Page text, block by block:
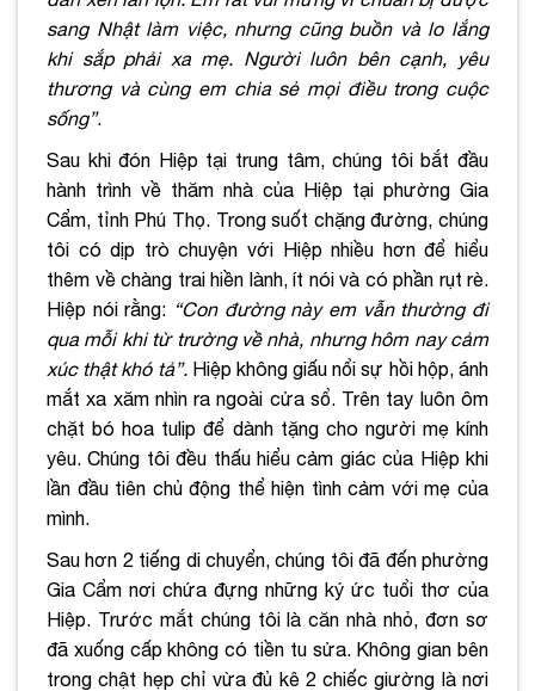
sang Nhật làm việc, nhưng cũng buồn và lo lắng
khi sắp phải xa mẹ. Người luôn bên cạnh, yêu
thương và cùng em chia sẻ mọi điều trong cuộc
sống”.
Sau khi đón Hiệp tại trung tâm, chúng tôi bắt đầu
hành trình về thăm nhà của Hiệp tại phường Gia
Cẩm, tỉnh Phú Thọ. Trong suốt chặng đường, chúng
tôi có dịp trò chuyện với Hiệp nhiều hơn để hiểu
thêm về chàng trai hiền lành, ít nói và có phần rụt rè.
Hiệp nói rằng: “Con đường này em vẫn thường đi
qua mỗi khi từ trường về nhà, nhưng hôm nay cảm
xúc thật khó tả”.Hiệp không giấu nổi sự hồi hộp, ánh
mắt xa xăm nhìn ra ngoài cửa sổ. Trên tay luôn ôm
chặt bó hoa tulip để dành tặng cho người mẹ kính
yêu. Chúng tôi đều thấu hiểu cảm giác của Hiệp khi
lần đầu tiên chủ động thể hiện tình cảm với mẹ của
mình.
Sau hơn 2 tiếng di chuyển, chúng tôi đã đến phường
Gia Cẩm nơi chứa đựng những ký ức tuổi thơ của
Hiệp. Trước mắt chúng tôi là căn nhà nhỏ, đơn sơ
đã xuống cấp không có tiền tu sửa. Không gian bên
trong chật hẹp chỉ vừa đủ kê 2 chiếc giường là nơi